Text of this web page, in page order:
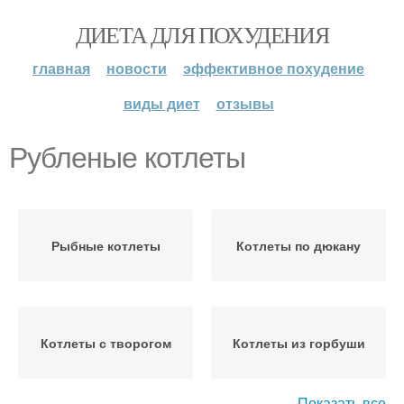
ДИЕТА ДЛЯ ПОХУДЕНИЯ
главная новости
эффективное похудение
виды диет
отзывы
Рубленые котлеты
Рыбные котлеты Котлеты по дюкану
Котлеты с творогом Котлеты из горбуши